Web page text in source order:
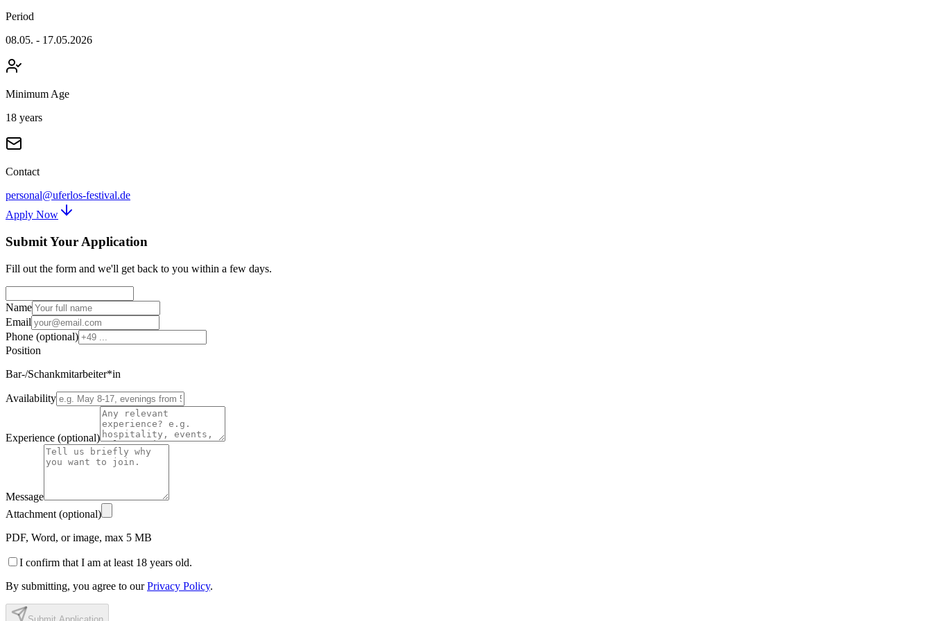
Period
08.05. - 17.05.2026
Minimum Age
18 years
Contact
personal@uferlos-festival.de
Apply Now
Submit Your Application
Fill out the form and we'll get back to you within a few days.
Name
Email
Phone (optional)
Position
Bar-/Schankmitarbeiter*in
Availability
Experience (optional)
Message
Attachment (optional)
PDF, Word, or image, max 5 MB
I confirm that I am at least 18 years old.
By submitting, you agree to ourPrivacy Policy.